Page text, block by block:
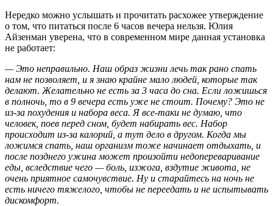
Нередко можно услышать и прочитать расхожее утверждение
о том, что питаться после 6 часов вечера нельзя. Юлия
Айзенман уверена, что в современном мире данная установка
не работает:
— Это неправильно. Наш образ жизни лечь так рано спать
нам не позволяет, и я знаю крайне мало людей, которые так
делают. Желательно не есть за 3 часа до сна. Если ложишься
в полночь, то в 9 вечера есть уже не стоит. Почему? Это не
из-за похудения и набора веса. Я все-таки не думаю, что
человек, поев перед сном, будет набирать вес. Набор
происходит из-за калорий, а тут дело в другом. Когда мы
ложимся спать, наш организм тоже начинает отдыхать, и
после позднего ужина может произойти недопереваривание
еды, вследствие чего — боль, изжога, вздутие живота, не
очень приятное самочувствие. Ну и старайтесь на ночь не
есть ничего тяжелого, чтобы не переедать и не испытывать
дискомфорт.